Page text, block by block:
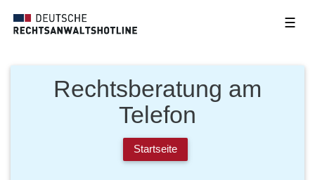
☰
Rechtsberatung am
Telefon
Startseite